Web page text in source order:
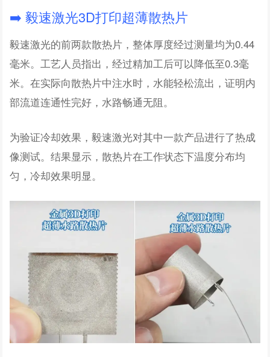
➡️ 毅速激光3D打印超薄散热片
毅速激光的前两款散热片，整体厚度经过测量均为0.44
毫米。工艺人员指出，经过精加工后可以降低至0.3毫
米。在实际向散热片中注水时，水能轻松流出，证明内
部流道连通性完好，水路畅通无阻。
为验证冷却效果，毅速激光对其中一款产品进行了热成
像测试。结果显示，散热片在工作状态下温度分布均
匀，冷却效果明显。